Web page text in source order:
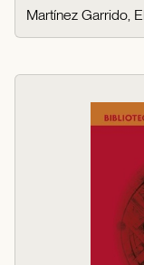
Martínez Garrido,